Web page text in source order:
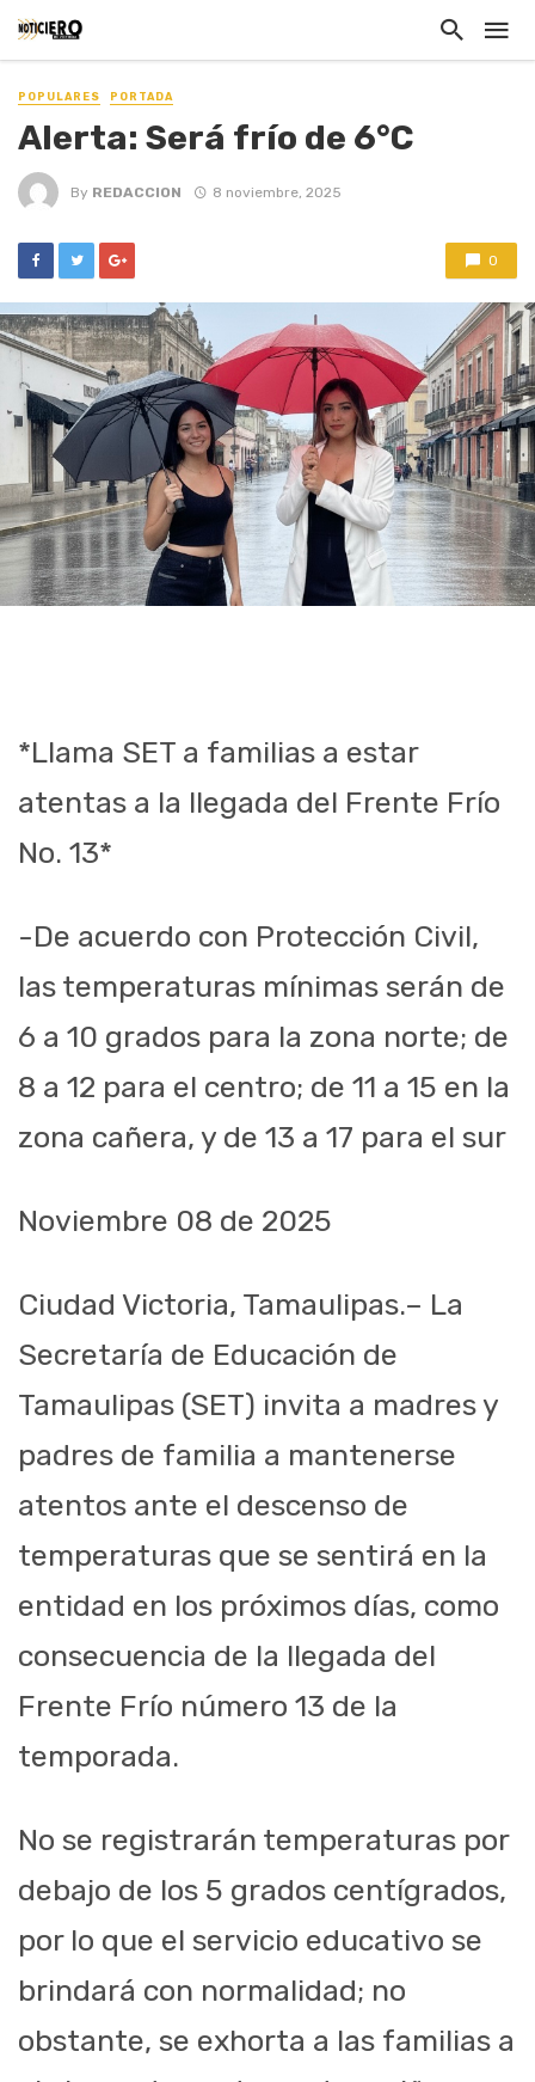
POPULARES PORTADA
Alerta: Será frío de 6°C
By REDACCION 8 noviembre, 2025
0
*Llama SET a familias a estar
atentas a la llegada del Frente Frío
No. 13*
-De acuerdo con Protección Civil,
las temperaturas mínimas serán de
6 a 10 grados para la zona norte; de
8 a 12 para el centro; de 11 a 15 en la
zona cañera, y de 13 a 17 para el sur
Noviembre 08 de 2025
Ciudad Victoria, Tamaulipas.– La
Secretaría de Educación de
Tamaulipas (SET) invita a madres y
padres de familia a mantenerse
atentos ante el descenso de
temperaturas que se sentirá en la
entidad en los próximos días, como
consecuencia de la llegada del
Frente Frío número 13 de la
temporada.
No se registrarán temperaturas por
debajo de los 5 grados centígrados,
por lo que el servicio educativo se
brindará con normalidad; no
obstante, se exhorta a las familias a